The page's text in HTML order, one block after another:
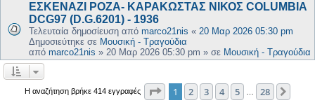
ΕΣΚΕΝΑΖΙ ΡΟΖΑ- ΚΑΡΑΚΩΣΤΑΣ ΝΙΚΟΣ COLUMBIA
DCG97 (D.G.6201) - 1936
Τελευταία δημοσίευση από marco21nis « 20 Μαρ 2026 05:30 pm
Δημοσιεύτηκε σε Μουσική - Τραγούδια
από marco21nis » 20 Μαρ 2026 05:30 pm » σε Μουσική - Τραγούδια
Η αναζήτηση βρήκε 414 εγγραφές Σελίδα από28
1 2 3 4 5 28